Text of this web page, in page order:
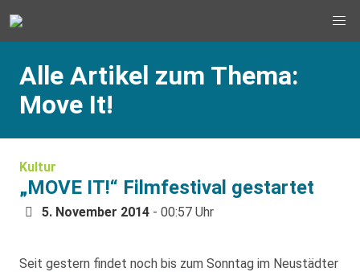
Alle Artikel zum Thema:
Move It!
Kultur
„MOVE IT!“ Filmfestival gestartet
5. November 2014 - 00:57 Uhr
Seit gestern findet noch bis zum Sonntag im Neustädter